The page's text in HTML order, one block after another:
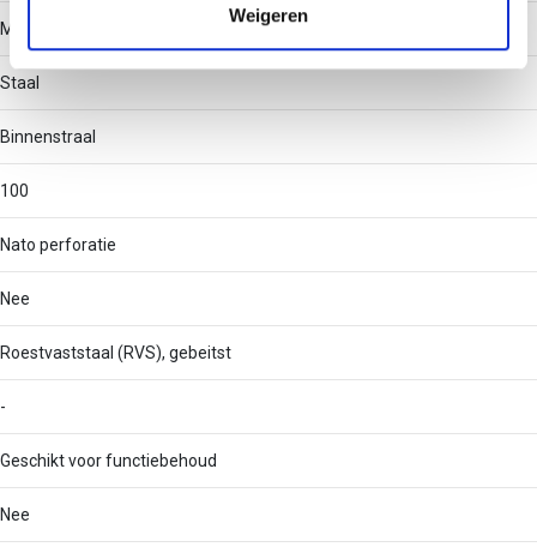
Weigeren
Materiaal
Staal
Binnenstraal
100
Nato perforatie
Nee
Roestvaststaal (RVS), gebeitst
-
Geschikt voor functiebehoud
Nee